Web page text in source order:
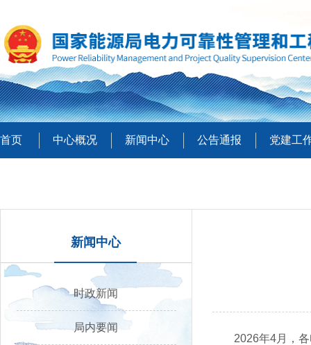
首页 中心概况 新闻中心 公告通报 党建工
新闻中心
时政新闻
局内要闻
2026年4月，